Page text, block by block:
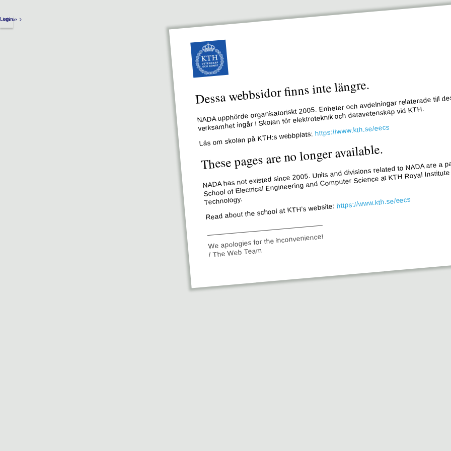
kth.se
Login
Dessa webbsidor finns inte längre.
NADA upphörde organisatoriskt 2005. Enheter och avdelningar relaterade till
verksamhet ingår i Skolan för elektroteknik och datavetenskap vid KTH.
Läs om skolan på KTH:s webbplats:https://www.kth.se/eecs
These pages are no longer available.
NADA has not existed since 2005. Units and divisions related to NADA are a
School of Electrical Engineering and Computer Science at KTH Royal
Technology.
Read about the school at KTH’s website:https://www.kth.se/eecs
We apologies for the inconvenience!
/ The Web Team